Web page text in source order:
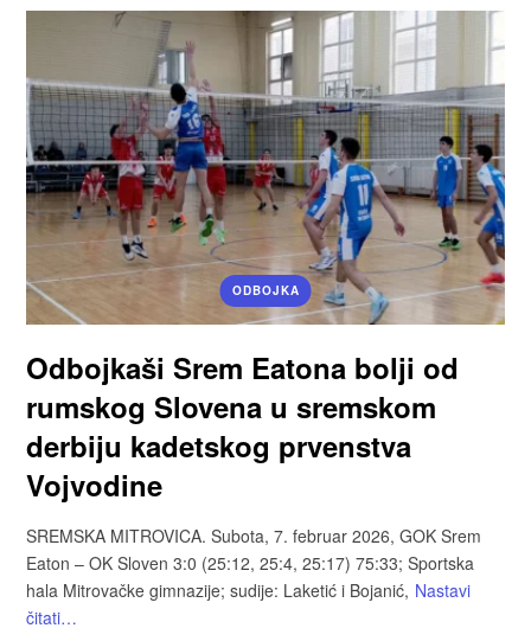
ODBOJKA
Odbojkaši Srem Eatona bolji od
rumskog Slovena u sremskom
derbiju kadetskog prvenstva
Vojvodine
SREMSKA MITROVICA. Subota, 7. februar 2026, GOK Srem
Eaton – OK Sloven 3:0 (25:12, 25:4, 25:17) 75:33; Sportska
hala Mitrovačke gimnazije; sudije: Laketić i Bojanić, Nastavi
čitati…